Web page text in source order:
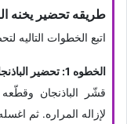
طریقه تحضیر یخنه
اتبع الخطوات التالیه
الخطوه 1: تحضیر الباذنجان
لإزاله المراره. ثم